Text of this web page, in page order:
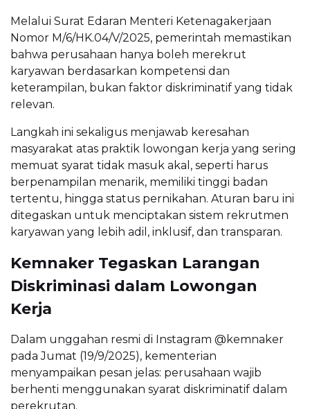
Melalui Surat Edaran Menteri Ketenagakerjaan
Nomor M/6/HK.04/V/2025, pemerintah memastikan
bahwa perusahaan hanya boleh merekrut
karyawan berdasarkan kompetensi dan
keterampilan, bukan faktor diskriminatif yang tidak
relevan.
Langkah ini sekaligus menjawab keresahan
masyarakat atas praktik lowongan kerja yang sering
memuat syarat tidak masuk akal, seperti harus
berpenampilan menarik, memiliki tinggi badan
tertentu, hingga status pernikahan. Aturan baru ini
ditegaskan untuk menciptakan sistem rekrutmen
karyawan yang lebih adil, inklusif, dan transparan.
Kemnaker Tegaskan Larangan
Diskriminasi dalam Lowongan
Kerja
Dalam unggahan resmi di Instagram @kemnaker
pada Jumat (19/9/2025), kementerian
menyampaikan pesan jelas: perusahaan wajib
berhenti menggunakan syarat diskriminatif dalam
perekrutan.